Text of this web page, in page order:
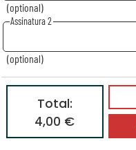
(optional)
Assinatura 2
(optional)
Total:
4,00 €